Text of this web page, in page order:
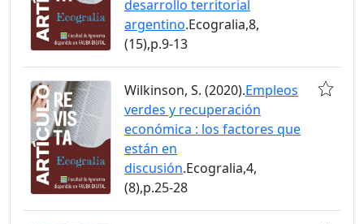
desarrollo territorial
argentino.Ecogralia,8,
(15),p.9-13
Wilkinson, S. (2020).Empleos
verdes y recuperación
económica : los factores que
están en
discusión.Ecogralia,4,
(8),p.25-28